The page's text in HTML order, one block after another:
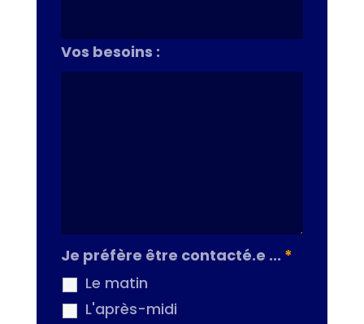
Vos besoins :
Je préfère être contacté.e ... *
Le matin
L'après-midi